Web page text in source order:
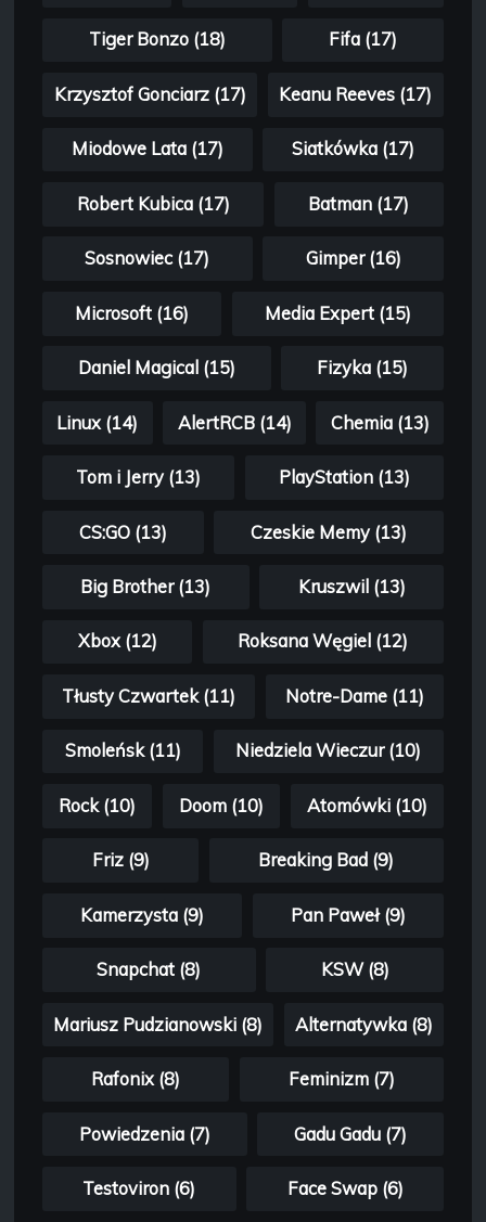
Tiger Bonzo (18) Fifa (17)
Krzysztof Gonciarz (17) Keanu Reeves (17)
Miodowe Lata (17) Siatkówka (17)
Robert Kubica (17) Batman (17)
Sosnowiec (17) Gimper (16)
Microsoft (16) Media Expert (15)
Daniel Magical (15) Fizyka (15)
Linux (14) AlertRCB (14) Chemia (13)
Tom i Jerry (13) PlayStation (13)
CS:GO (13) Czeskie Memy (13)
Big Brother (13) Kruszwil (13)
Xbox (12) Roksana Węgiel (12)
Tłusty Czwartek (11) Notre-Dame (11)
Smoleńsk (11) Niedziela Wieczur (10)
Rock (10) Doom (10) Atomówki (10)
Friz (9) Breaking Bad (9)
Kamerzysta (9) Pan Paweł (9)
Snapchat (8) KSW (8)
Mariusz Pudzianowski (8) Alternatywka (8)
Rafonix (8) Feminizm (7)
Powiedzenia (7) Gadu Gadu (7)
Testoviron (6) Face Swap (6)